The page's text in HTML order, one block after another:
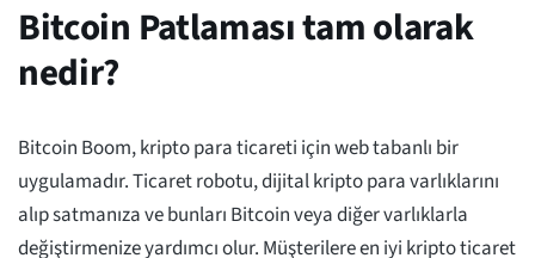
Bitcoin Patlaması tam olarak
nedir?
Bitcoin Boom, kripto para ticareti için web tabanlı bir
uygulamadır. Ticaret robotu, dijital kripto para varlıklarını
alıp satmanıza ve bunları Bitcoin veya diğer varlıklarla
değiştirmenize yardımcı olur. Müşterilere en iyi kripto ticaret